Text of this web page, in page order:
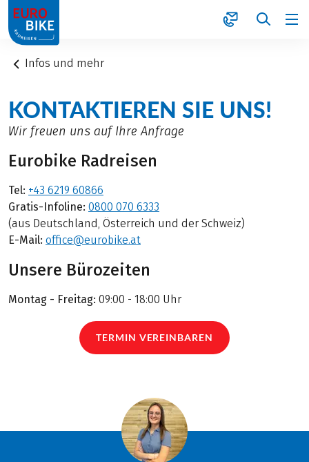
1
Infos und mehr
KONTAKTIEREN SIE UNS!
Wir freuen uns auf Ihre Anfrage
Eurobike Radreisen
Tel: +43 6219 60866
Gratis-Infoline: 0800 070 6333
(aus Deutschland, Österreich und der Schweiz)
E-Mail: office@eurobike.at
Unsere Bürozeiten
Montag - Freitag: 09:00 - 18:00 Uhr
TERMIN VEREINBAREN